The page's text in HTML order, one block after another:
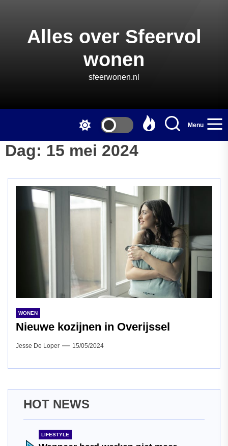
Alles over Sfeervol
wonen
sfeerwonen.nl
Menu
Dag: 15 mei 2024
WONEN
Nieuwe kozijnen in Overijssel
Jesse De Loper 15/05/2024
HOT NEWS
LIFESTYLE